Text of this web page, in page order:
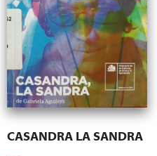
CASANDRA LA SANDRA